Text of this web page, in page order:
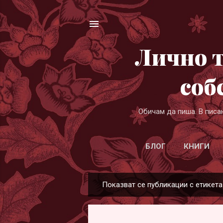
Лично
Обичам да пиша. В
БЛОГ КНИГИ
у
Показват се публикации с етикета